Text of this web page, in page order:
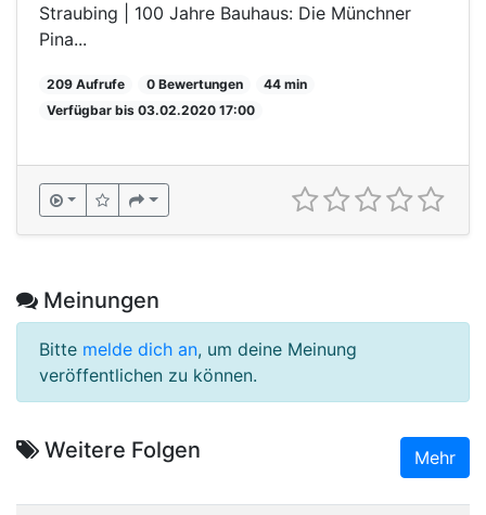
Straubing | 100 Jahre Bauhaus: Die Münchner
Pina...
209 Aufrufe 0 Bewertungen
44 min
Verfügbar bis 03.02.2020 17:00
Meinungen
Bitte melde dich an, um deine Meinung
veröffentlichen zu können.
Weitere Folgen Mehr